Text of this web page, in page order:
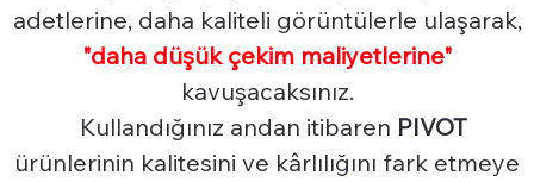
adetlerine, daha kaliteli görüntülerle ulaşarak,
"daha düşük çekim maliyetlerine"
kavuşacaksınız.
Kullandığınız andan itibaren PIVOT
ürünlerinin kalitesini ve kârlılığını fark etmeye